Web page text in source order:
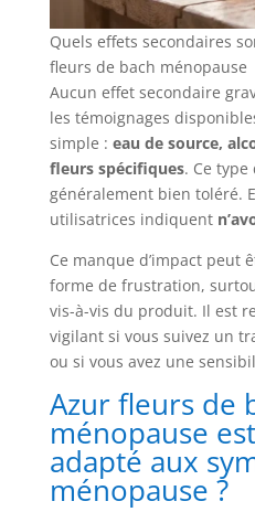
Quels effets secondaires
fleurs de bach ménopause
Aucun effet secondaire
les témoignages
simple : eau de source,
fleurs spécifiques. Ce
généralement bien toléré.
utilisatrices indiquent
Ce manque d’impact peut
forme de frustration,
vis-à-vis du produit. Il est
vigilant si vous suivez un
ou si vous avez une
Azur fleurs de
ménopause
adapté aux
ménopause ?